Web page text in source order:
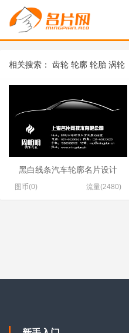
相关搜索： 齿轮 轮廓 轮胎 涡轮
黑白线条汽车轮廓名片设计
图币(0) 流量(2480)